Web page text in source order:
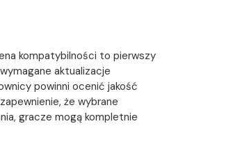
kompatybilności to pierwszy
aktualizacje
powinni ocenić jakość
że wybrane
gracze mogą kompletnie